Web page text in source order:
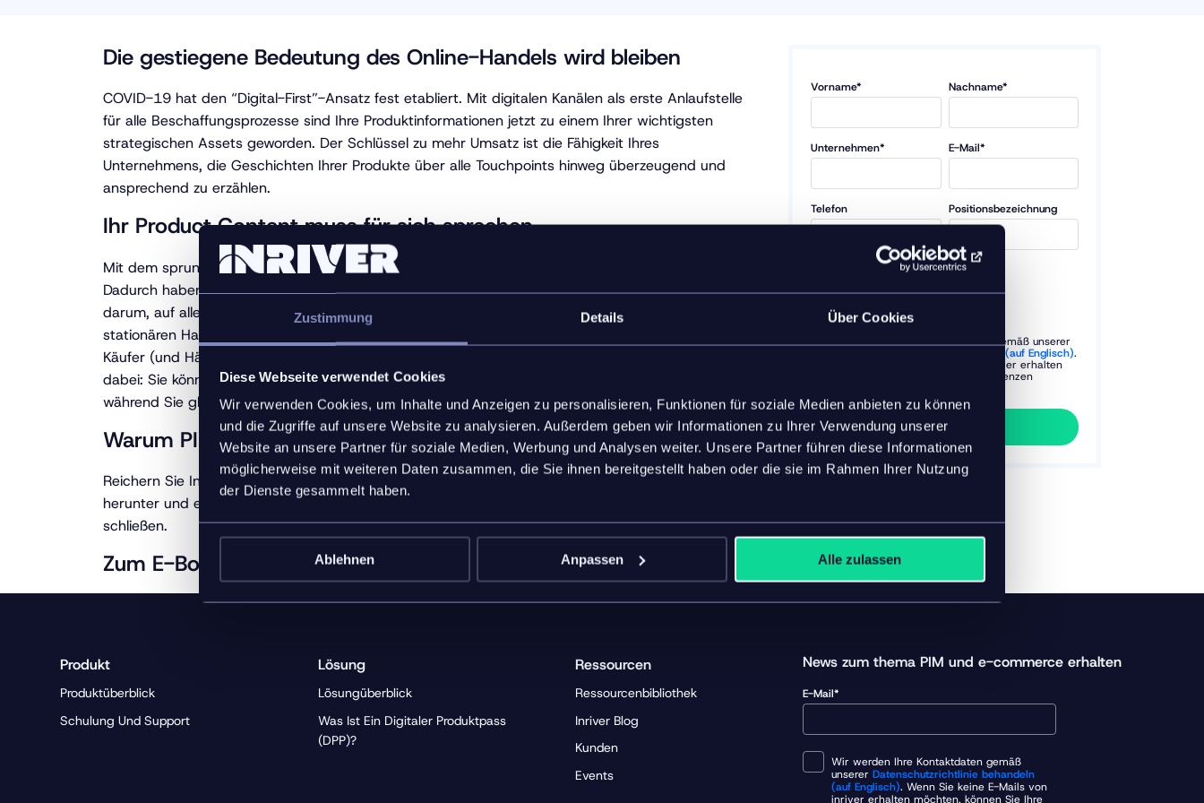
Zustimmung Details Über Cookies
Diese Webseite verwendet Cookies
Wir verwenden Cookies, um Inhalte und Anzeigen zu personalisieren, Funktionen für soziale Medien anbieten zu können
und die Zugriffe auf unsere Website zu analysieren. Außerdem geben wir Informationen zu Ihrer Verwendung unserer
Website an unsere Partner für soziale Medien, Werbung und Analysen weiter. Unsere Partner führen diese Informationen
möglicherweise mit weiteren Daten zusammen, die Sie ihnen bereitgestellt haben oder die sie im Rahmen Ihrer Nutzung
der Dienste gesammelt haben.
Ablehnen Anpassen Alle zulassen
Die gestiegene Bedeutung des Online-Handels wird bleiben
COVID-19 hat den “Digital-First”-Ansatz fest etabliert. Mit digitalen Kanälen als erste Anlaufstelle
für alle Beschaffungsprozesse sind Ihre Produktinformationen jetzt zu einem Ihrer wichtigsten
strategischen Assets geworden. Der Schlüssel zu mehr Umsatz ist die Fähigkeit Ihres
Unternehmens, die Geschichten Ihrer Produkte über alle Touchpoints hinweg überzeugend und
ansprechend zu erzählen.
Ihr Product Content muss für sich sprechen
Mit dem sprunghaften Anstieg des E-Commerce verkaufen immer mehr Unternehmen online.
Dadurch haben Kunden mehr Auswahl als je zuvor. Was bedeutet das für Sie als Hersteller? Es geht
darum, auf allen Ihren Online-Kanälen das gleiche ansprechende Erlebnis zu bieten wie im
stationären Handel. Zudem möchten Sie eine reibungslose Buying Experience ermöglichen, die
Käufer (und Händler) begeistert. Eine Product-Information-Management(PIM)-Lösung hilft Ihnen
dabei: Sie können so ineffiziente manuelle Prozesse drastisch reduzieren und Ihr Business skalieren,
während Sie gleichzeitig steigende Anforderungen erfüllen.
Warum PIM für Hersteller wichtig ist
Reichern Sie Inhalte an, syndizieren Sie sie und skalieren Sie mit inriver PIM. Laden Sie unser E-Book
herunter und erfahren Sie, wie Product Information Management Ihnen hilft, Umsatzlücken zu
schließen.
Zum E-Book
Vorname* Nachname*
Unternehmen* E-Mail*
Telefon Positionsbezeichnung
Wir werden Ihre Kontaktdaten gemäß unserer
Datenschutzrichtlinie behandeln (auf Englisch).
Wenn Sie keine E-Mails von inriver erhalten
möchten, können Sie Ihre Präferenzen
Abschicken
Produkt
Produktüberblick
Schulung Und Support
Lösung
Lösungüberblick
Was Ist Ein Digitaler Produktpass
(DPP)?
Ressourcen
Ressourcenbibliothek
Inriver Blog
Kunden
Events
News zum thema PIM und e-commerce erhalten
E-Mail*
Wir werden Ihre Kontaktdaten gemäß
unserer Datenschutzrichtlinie behandeln
(auf Englisch). Wenn Sie keine E-Mails von
inriver erhalten möchten, können Sie Ihre